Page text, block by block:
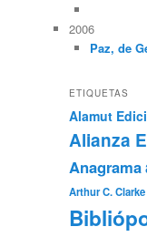
2006
Paz, de
ETIQUETAS
Alamut
Alianza
Anagrama
Arthur C. Clarke